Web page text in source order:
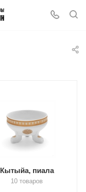
Кытыйа, пиала
10 товаров